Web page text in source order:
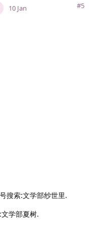
#5
10 Jan
搜索:文学部纱世里.
学部夏树.